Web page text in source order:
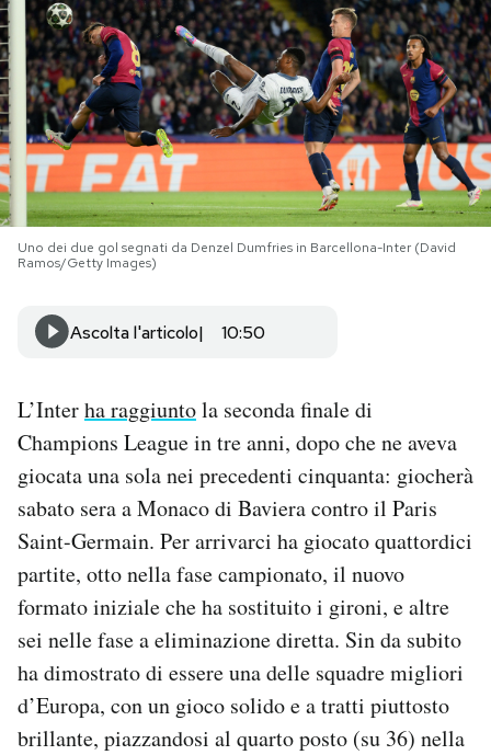
PODCAST
NEWSLETTER
I MIEI PREFERITI
AREA PERSONALE
Newsletter
Notifiche mobile
Regala il Post
Hai bisogno di aiuto?
Esci
Uno dei due gol segnati da Denzel Dumfries in Barcellona-Inter (David
Ramos/Getty Images)
Ascolta l'articolo 10:50
L’Interha raggiuntola seconda finale di
Champions League in tre anni, dopo che ne aveva
giocata una sola nei precedenti cinquanta: giocherà
sabato sera a Monaco di Baviera contro il Paris
Saint-Germain. Per arrivarci ha giocato quattordici
partite, otto nella fase campionato, il nuovo
formato iniziale che ha sostituito i gironi, e altre
sei nelle fase a eliminazione diretta. Sin da subito
ha dimostrato di essere una delle squadre migliori
d’Europa, con un gioco solido e a tratti piuttosto
brillante, piazzandosi al quarto posto (su 36) nella